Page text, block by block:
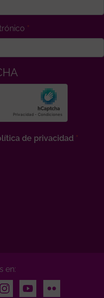
de privacidad
en:
InstagramYoutubeFlickr